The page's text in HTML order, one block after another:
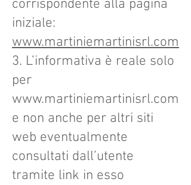
corrispondente alla pagina
iniziale:
www.martiniemartinisrl.com
3. L’informativa è reale solo
per
www.martiniemartinisrl.com
e non anche per altri siti
web eventualmente
consultati dall’utente
tramite link in esso